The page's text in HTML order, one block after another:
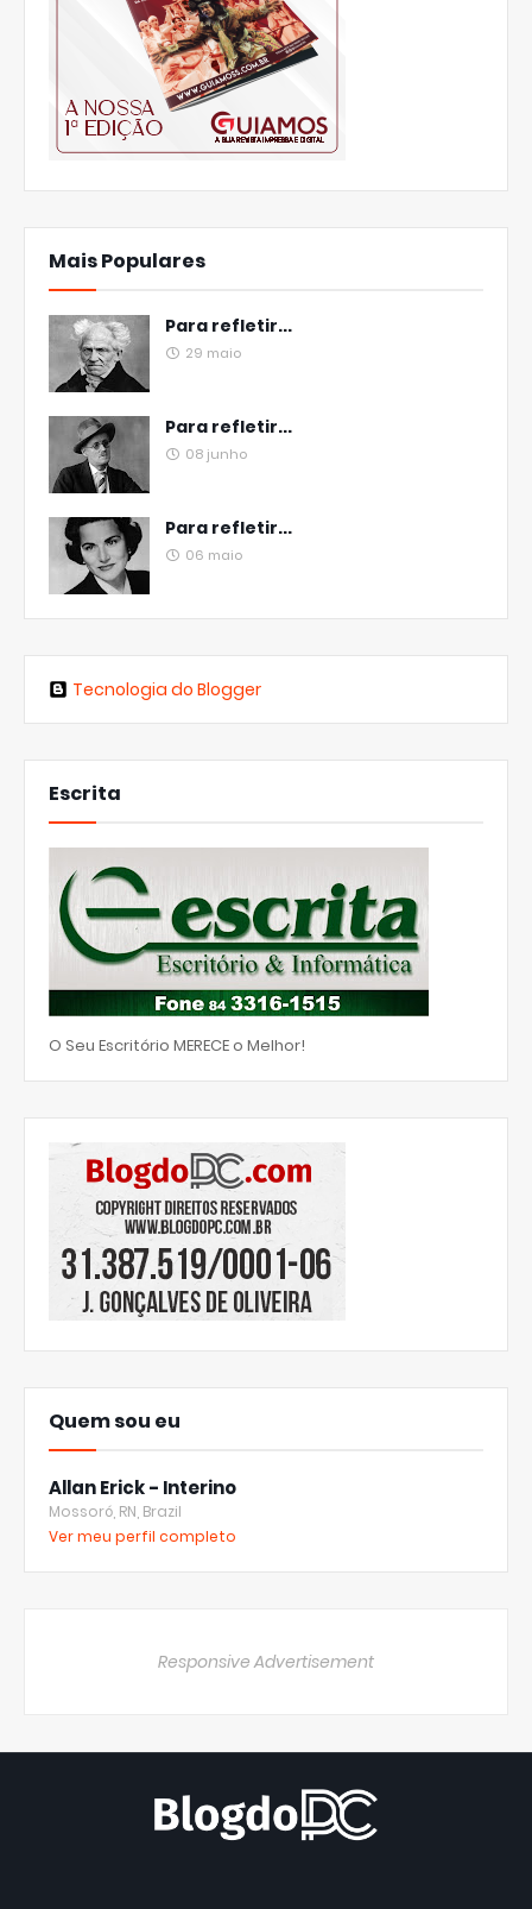
Mais Populares
Para refletir...
29 maio
Para refletir...
08 junho
Para refletir...
06 maio
Tecnologia do Blogger
Escrita
O Seu Escritório MERECE o Melhor!
Quem sou eu
Allan Erick - Interino
Mossoró, RN, Brazil
Ver meu perfil completo
Responsive Advertisement